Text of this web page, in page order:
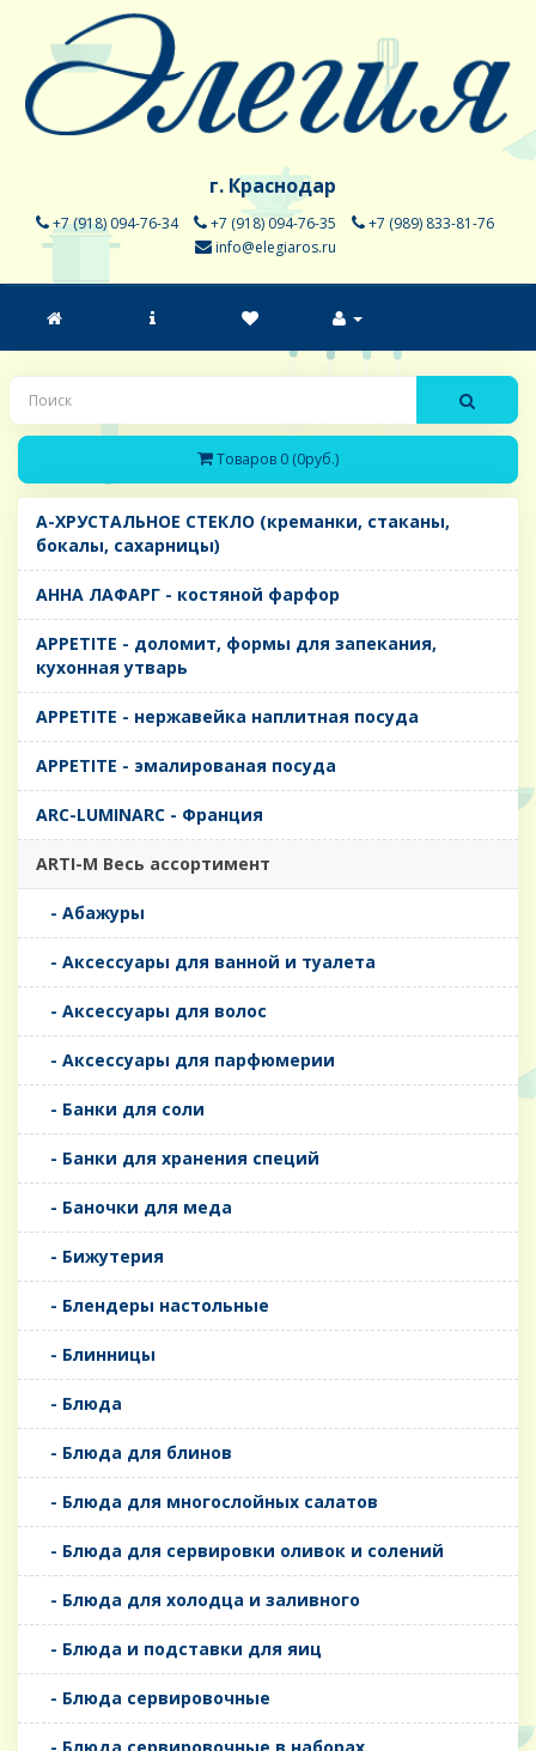
г. Краснодар
+7 (918) 094-76-34 +7 (918) 094-76-35
+7 (989) 833-81-76
info@elegiaros.ru
Товаров 0 (0руб.)
A-ХРУСТАЛЬНОЕ СТЕКЛО (креманки, стаканы,
бокалы, сахарницы)
AHHA ЛАФАРГ - костяной фарфор
APPETITE - доломит, формы для запекания,
кухонная утварь
APPETITE - нержавейка наплитная посуда
APPETITE - эмалированая посуда
ARC-LUMINARC - Франция
ARTI-M Весь ассортимент
- Абажуры
- Аксессуары для ванной и туалета
- Аксессуары для волос
- Аксессуары для парфюмерии
- Банки для соли
- Банки для хранения специй
- Баночки для меда
- Бижутерия
- Блендеры настольные
- Блинницы
- Блюда
- Блюда для блинов
- Блюда для многослойных салатов
- Блюда для сервировки оливок и солений
- Блюда для холодца и заливного
- Блюда и подставки для яиц
- Блюда сервировочные